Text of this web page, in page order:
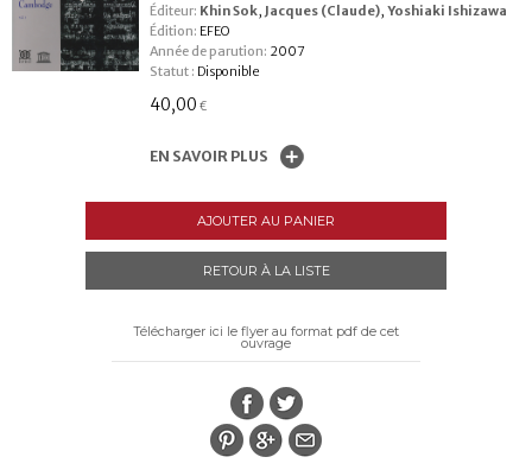
Éditeur: Khin Sok, Jacques (Claude), Yoshiaki Ishizawa
Édition: EFEO
Année de parution: 2007
Statut : Disponible
40,00 €
EN SAVOIR PLUS
AJOUTER AU PANIER
RETOUR À LA LISTE
Télécharger ici le flyer au format pdf de cet
ouvrage